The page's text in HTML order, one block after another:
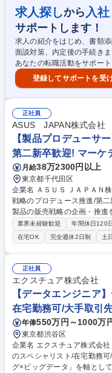
ータ収集・計測設計・タグ
が担当します）■ダッシュボ
グ・活用支援■プロジェクト
ービスの企画・ソリューション開発 募集職種 【MarTechコ
ト】スペシャリスト/リモー
求人探しから 入
サポートします！
求人の紹介をはじめ、書類
面談対策、内定後の手続き
あなたの転職活動をサポート
登録してサポートを受
正社員
ASUS JAPAN株式会社
【製品プロデューサ
第二新卒歓迎! マーケ
月給38万2300円以上
東京都千代田区
企業名 ＡＳＵＳ ＪＡＰＡＮ株式会社 求人名 【製品プロデ
戦略のプロデュース推進/第二新卒歓迎！ 仕事の内容
製品の販売戦略の企画・推進
社の各部署と連携し、製品
店へ最適な販売提案の立案～実施などを
ト情報を収集し、日本市場に
発への提案と実行◆価格戦略
原価計算、コストマネジメン
に基づき、より製品展開が
品コンセプト及び販路によ
Rプロモーションの設計と提案 など 募集職種 【製品プロ
売戦略のプロデュース推進/
業界未経験歓迎 年間休日120
在宅OK
完全週休2日制 土
正社員
エクスチュア株式会社
【データエンジニア
在宅勤務可/大手取引
年俸550万円～1000万
東京都渋谷区
企業名 エクスチュア株式会社 求人名 【データエンジニア】データ可視化
のスペシャリスト/在宅勤務可/大手取引先多数
グ×ビッグデータ」を軸とし